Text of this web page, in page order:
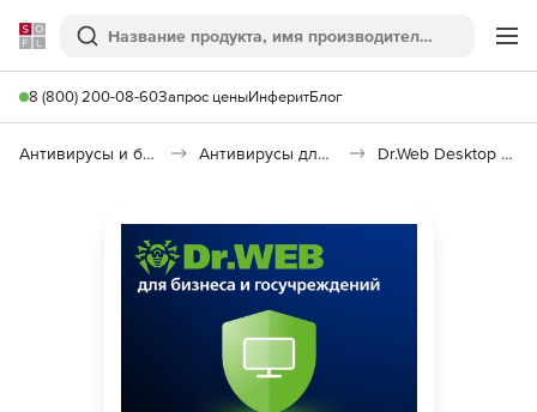
Softline
Поиск
8 (800) 200-08-60Запрос ценыИнферитБлог
Антивирусы и безопасность Антивирусы для организаций Dr.Web Desktop Security Suite